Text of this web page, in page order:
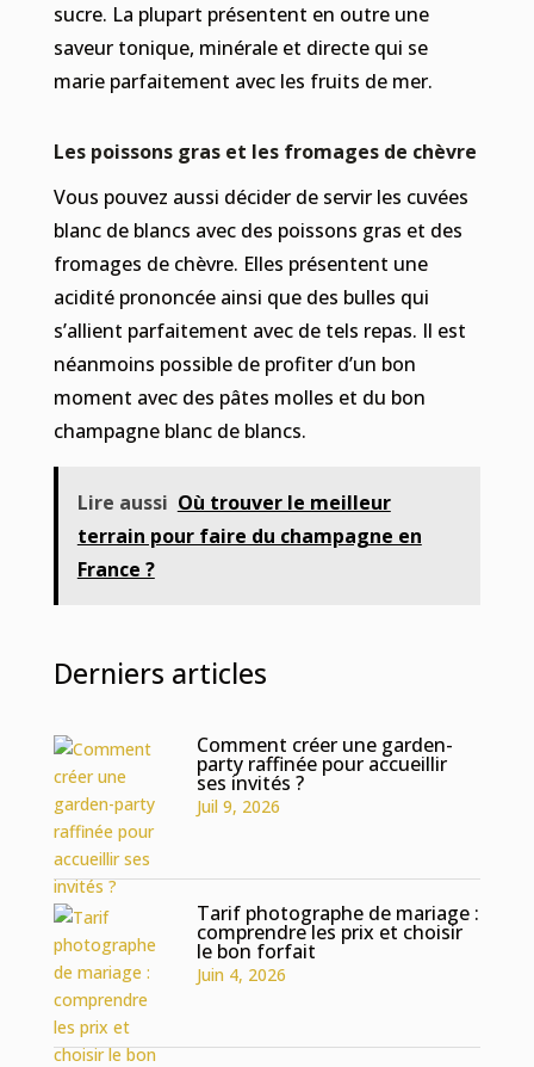
sucre. La plupart présentent en outre une
saveur tonique, minérale et directe qui se
marie parfaitement avec les fruits de mer.
Les poissons gras et les fromages de chèvre
Vous pouvez aussi décider de servir les cuvées
blanc de blancs avec des poissons gras et des
fromages de chèvre. Elles présentent une
acidité prononcée ainsi que des bulles qui
s’allient parfaitement avec de tels repas. Il est
néanmoins possible de profiter d’un bon
moment avec des pâtes molles et du bon
champagne blanc de blancs.
Lire aussi Où trouver le meilleur
terrain pour faire du champagne en
France ?
Derniers articles
Comment créer une garden-
party raffinée pour accueillir
ses invités ?
Juil 9, 2026
Tarif photographe de mariage :
comprendre les prix et choisir
le bon forfait
Juin 4, 2026